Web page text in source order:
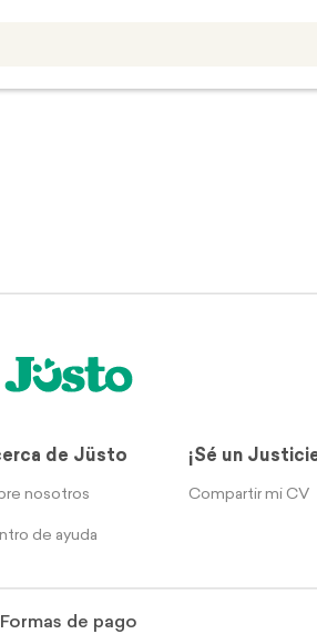
de Jüsto
nosotros
de ayuda
¡Sé un
Compartir mi CV
Formas de pago